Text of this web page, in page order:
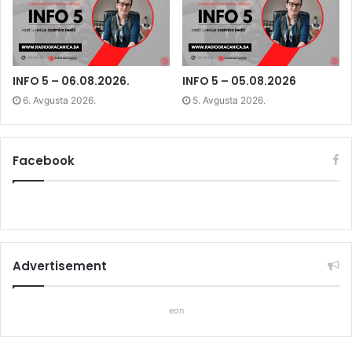
w
w
i
n
d
o
w
)
w
i
n
o
w
)
w
w
i
n
d
w
)
INFO 5 – 06.08.2026.
6. Avgusta 2026.
INFO 5 – 05.08.2026
5. Avgusta 2026.
Facebook
Advertisement
eon